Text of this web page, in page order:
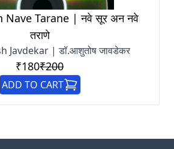
Nave Tarane | नवे सूर अन नवे
तराणे
Javdekar | डॉ.आशुतोष जावडेकर
₹180₹200
ADD TO CART